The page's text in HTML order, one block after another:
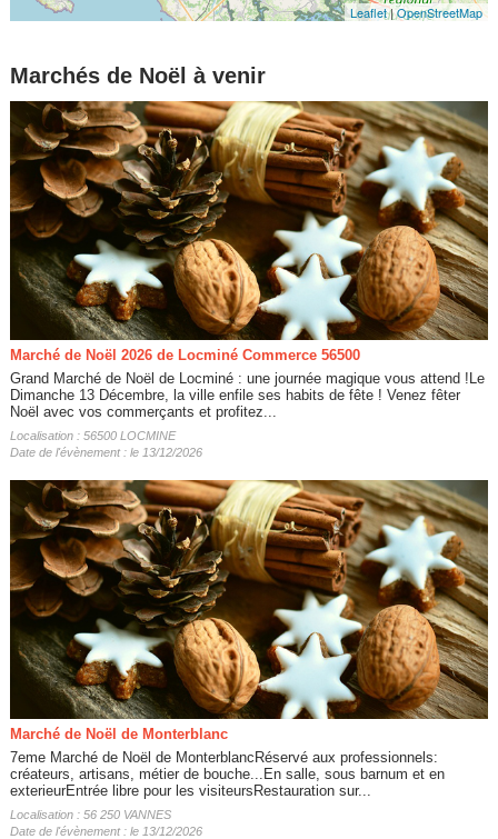
Leaflet|OpenStreetMap
Marchés de Noël à venir
Marché de Noël 2026 de Locminé Commerce 56500
Grand Marché de Noël de Locminé : une journée magique vous attend !Le
Dimanche 13 Décembre, la ville enfile ses habits de fête ! Venez fêter
Noël avec vos commerçants et profitez...
Localisation : 56500 LOCMINE
Date de l'évènement : le 13/12/2026
Marché de Noël de Monterblanc
7eme Marché de Noël de MonterblancRéservé aux professionnels:
créateurs, artisans, métier de bouche...En salle, sous barnum et en
exterieurEntrée libre pour les visiteursRestauration sur...
Localisation : 56 250 VANNES
Date de l'évènement : le 13/12/2026